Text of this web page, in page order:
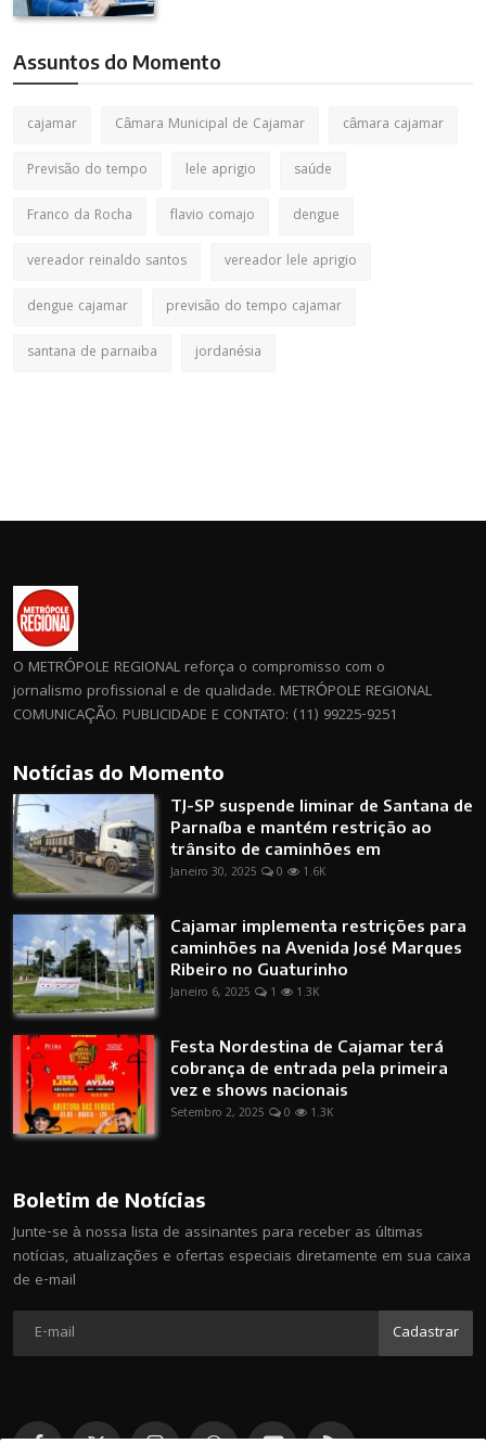
Assuntos do Momento
cajamar Câmara Municipal de Cajamar
câmara cajamar
Previsão do tempo
lele aprigio
saúde
Franco da Rocha
flavio comajo
dengue
vereador reinaldo santos
vereador lele aprigio
dengue cajamar
previsão do tempo cajamar
santana de parnaiba
jordanésia
O METRÓPOLE REGIONAL reforça o compromisso com o
jornalismo profissional e de qualidade. METRÓPOLE REGIONAL
COMUNICAÇÃO. PUBLICIDADE E CONTATO: (11) 99225-9251
Notícias do Momento
TJ-SP suspende liminar de Santana de
Parnaíba e mantém restrição ao
trânsito de caminhões em
Janeiro 30, 2025
0 1.6K
Cajamar implementa restrições para
caminhões na Avenida José Marques
Ribeiro no Guaturinho
Janeiro 6, 2025
1 1.3K
Festa Nordestina de Cajamar terá
cobrança de entrada pela primeira
vez e shows nacionais
Setembro 2, 2025
0 1.3K
Boletim de Notícias
Junte-se à nossa lista de assinantes para receber as últimas
notícias, atualizações e ofertas especiais diretamente em sua caixa
de e-mail
Cadastrar